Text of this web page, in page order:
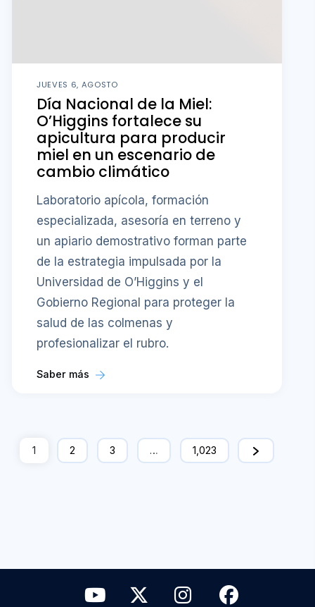
JUEVES 6, AGOSTO
Día Nacional de la Miel:
O’Higgins fortalece su
apicultura para producir
miel en un escenario de
cambio climático
Laboratorio apícola, formación
especializada, asesoría en terreno y
un apiario demostrativo forman parte
de la estrategia impulsada por la
Universidad de O’Higgins y el
Gobierno Regional para proteger la
salud de las colmenas y
profesionalizar el rubro.
Saber más
1 2 3 … 1,023